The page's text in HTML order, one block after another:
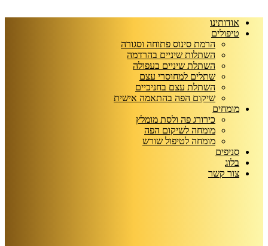
אודותינו
טיפולים
הרמת סינוס פתוחה וסגורה
השתלות שיניים בהרדמה
השתלת שיניים בעפולה
שתלים למחוסרי עצם
השתלת עצם בחניכיים
שיקום הפה בהתאמה אישית
מומחים
כירורג פה ולסת מומלץ
מומחה לשיקום הפה
מומחה לטיפול שורש
סניפים
בלוג
צור קשר